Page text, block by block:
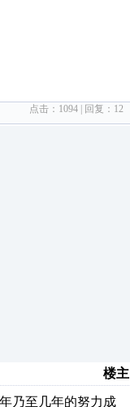
点击： 1094 | 回复： 12
楼主
乃至几年的努力成